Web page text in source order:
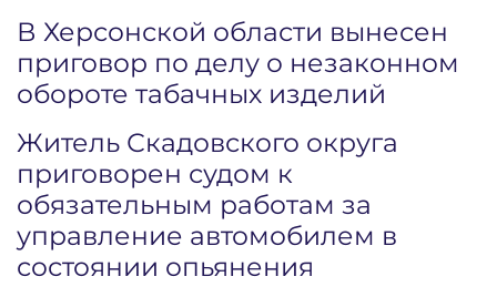
В Херсонской области вынесен
приговор по делу о незаконном
обороте табачных изделий
Житель Скадовского округа
приговорен судом к
обязательным работам за
управление автомобилем в
состоянии опьянения